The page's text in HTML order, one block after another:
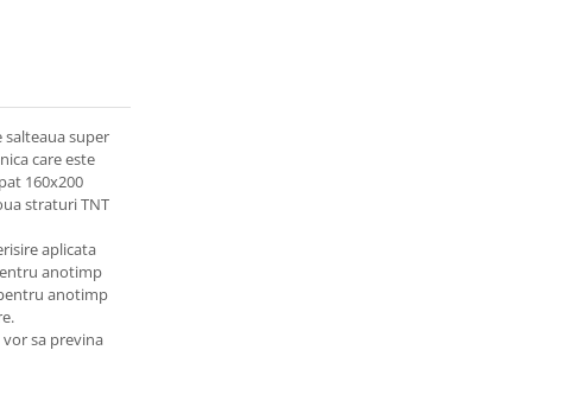
salteaua super
care este
160x200
straturi TNT
aplicata
anotimp
anotimp
sa previna